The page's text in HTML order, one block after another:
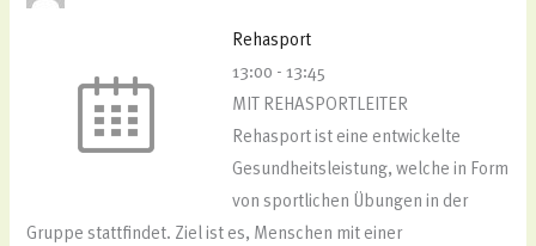
Rehasport
13:00 -13:45
MIT REHASPORTLEITER
Rehasport ist eine entwickelte
Gesundheitsleistung, welche in Form
von sportlichen Übungen in der
Gruppe stattfindet. Ziel ist es, Menschen mit einer